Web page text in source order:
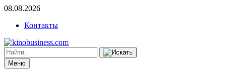
08.08.2026
Контакты
Меню